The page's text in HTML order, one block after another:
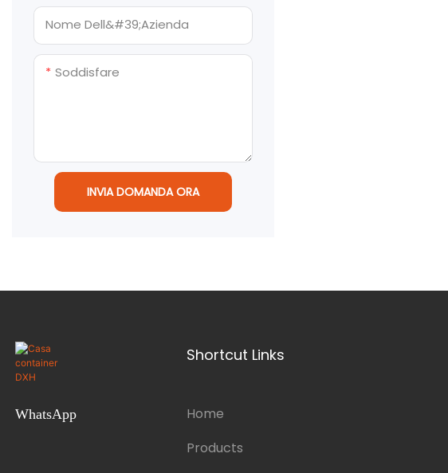
Nome Dell&#39;azienda
Soddisfare
INVIA DOMANDA ORA
WhatsApp
Shortcut Links
Home
Products